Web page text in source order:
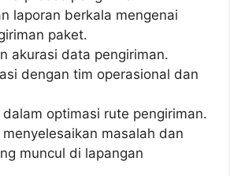
laporan berkala mengenai
paket.
akurasi data pengiriman.
dengan tim operasional dan
optimasi rute pengiriman.
masalah dan
muncul di lapangan